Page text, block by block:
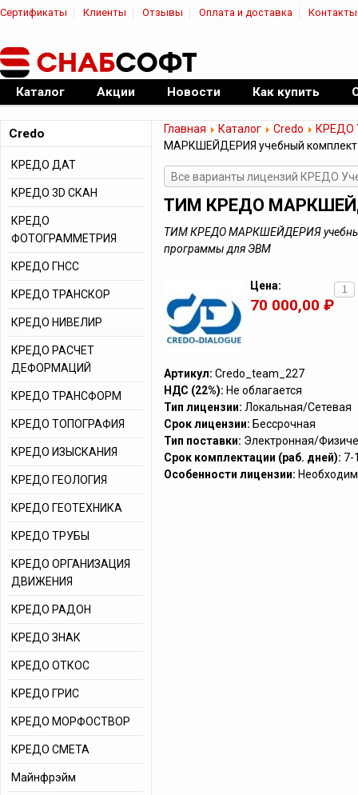
Сертификаты Клиенты Отзывы Оплата и доставка Контакты
Официальный дилер ПО
Каталог Акции Новости Как купить
Главная Каталог Credo
КРЕДО
МАРКШЕЙДЕРИЯ учебный комплект
Все варианты лицензий КРЕДО
ТИМ КРЕДО
ТИМ КРЕДО МАРКШЕЙДЕРИЯ учебный
программы для ЭВМ
Цена:
70 000,00 ₽
Артикул: Credo_team_227
НДС (22%): Не облагается
Тип лицензии: Локальная/Сетевая
Срок лицензии: Бессрочная
Тип поставки: Электронная/
Срок комплектации (раб. дней): 7-
Особенности лицензии:
Credo
КРЕДО ДАТ
КРЕДО 3D СКАН
КРЕДО
ФОТОГРАММЕТРИЯ
КРЕДО ГНСС
КРЕДО ТРАНСКОР
КРЕДО НИВЕЛИР
КРЕДО РАСЧЕТ
ДЕФОРМАЦИЙ
КРЕДО ТРАНСФОРМ
КРЕДО ТОПОГРАФИЯ
КРЕДО ИЗЫСКАНИЯ
КРЕДО ГЕОЛОГИЯ
КРЕДО ГЕОТЕХНИКА
КРЕДО ТРУБЫ
КРЕДО ОРГАНИЗАЦИЯ
ДВИЖЕНИЯ
КРЕДО РАДОН
КРЕДО ЗНАК
КРЕДО ОТКОС
КРЕДО ГРИС
КРЕДО МОРФОСТВОР
КРЕДО СМЕТА
Майнфрэйм